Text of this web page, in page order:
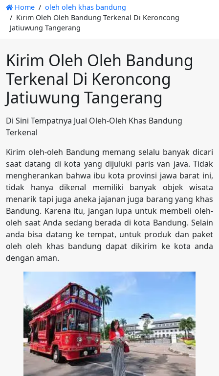
Home
oleh oleh khas bandung
Kirim Oleh Oleh Bandung Terkenal Di Keroncong
Jatiuwung Tangerang
Kirim Oleh Oleh Bandung
Terkenal Di Keroncong
Jatiuwung Tangerang
Di Sini Tempatnya Jual Oleh-Oleh Khas Bandung
Terkenal
Kirim oleh-oleh Bandung memang selalu banyak dicari
saat datang di kota yang dijuluki paris van java. Tidak
mengherankan bahwa ibu kota provinsi jawa barat ini,
tidak hanya dikenal memiliki banyak objek wisata
menarik tapi juga aneka jajanan juga barang yang khas
Bandung. Karena itu, jangan lupa untuk membeli oleh-
oleh saat Anda sedang berada di kota Bandung. Selain
anda bisa datang ke tempat, untuk produk dan paket
oleh oleh khas bandung dapat dikirim ke kota anda
dengan aman.